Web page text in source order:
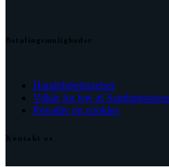
Betalingsmuligheder
Handelsbetingelser
Vilkår for leje af Samlingsstuen
Privatliv og cookies
Kontakt os